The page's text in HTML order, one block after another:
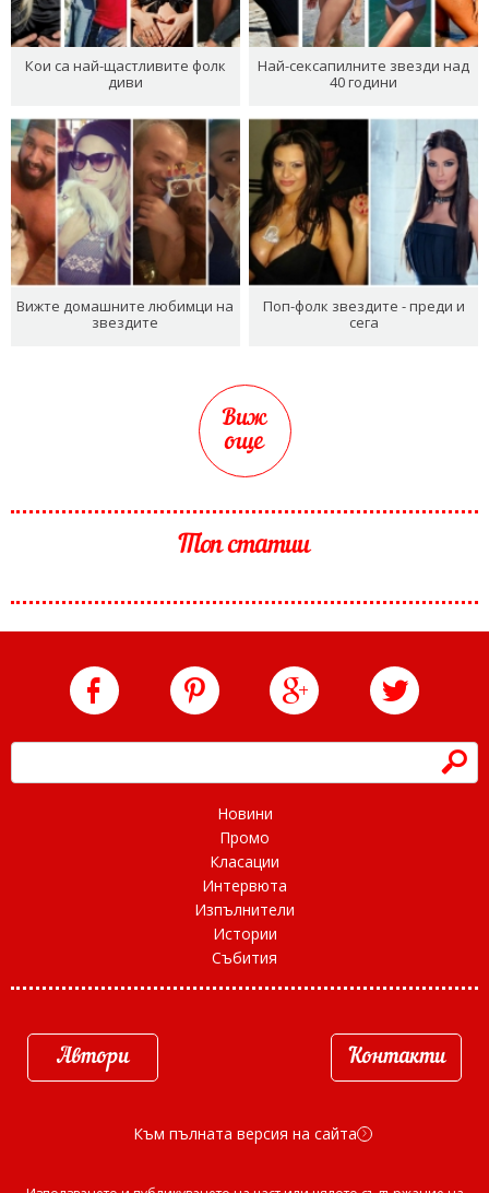
Кои са най-щастливите фолк
диви
Най-сексапилните звезди над
40 години
Вижте домашните любимци на
звездите
Поп-фолк звездите - преди и
сега
Виж
още
Топ статии
h
Новини
Промо
Класации
Интервюта
Изпълнители
Истории
Събития
Автори Контакти
Към пълната версия на сайта d